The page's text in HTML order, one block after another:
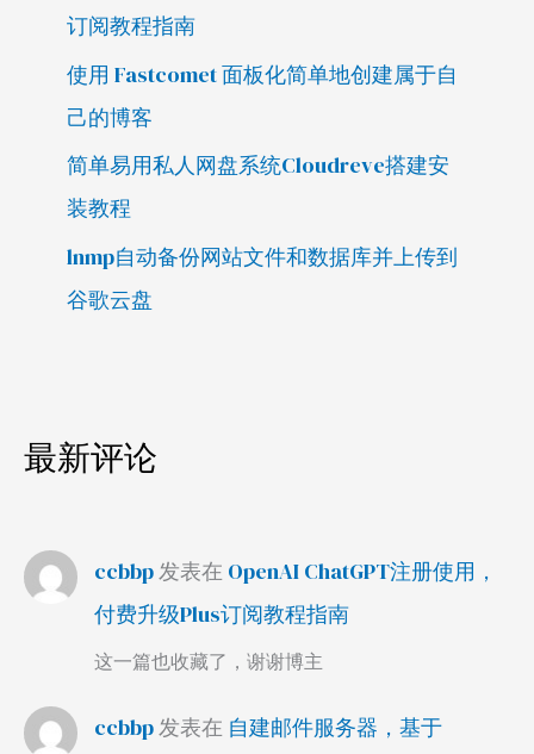
订阅教程指南
使用 Fastcomet 面板化简单地创建属于自
己的博客
简单易用私人网盘系统Cloudreve搭建安
装教程
lnmp自动备份网站文件和数据库并上传到
谷歌云盘
最新评论
ccbbp发表在 OpenAI ChatGPT注册使用，
付费升级Plus订阅教程指南
这一篇也收藏了，谢谢博主
ccbbp发表在 自建邮件服务器，基于